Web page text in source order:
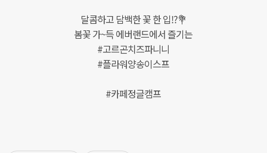
달콤하고 담백한 꽃 한 입!?💐
봄꽃 가~득 에버랜드에서 즐기는
#고르곤치즈파니니
#플라워양송이스프
#카페정글캠프